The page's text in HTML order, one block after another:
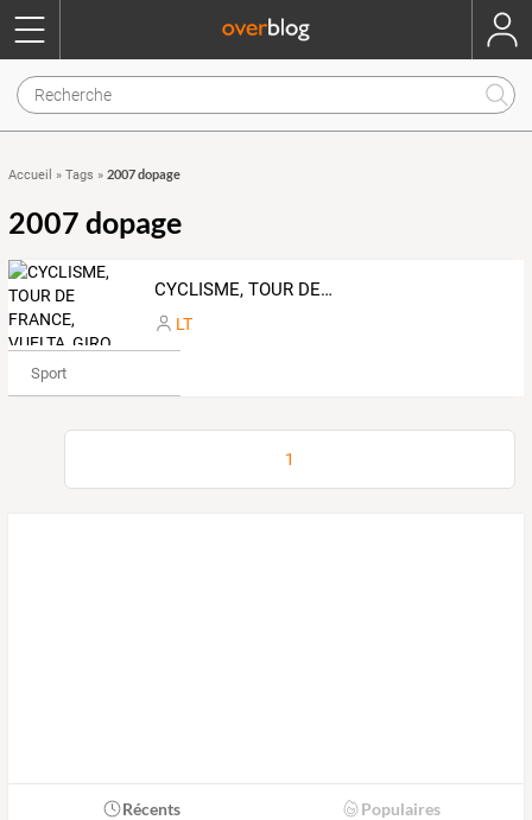
Accueil » Tags » 2007 dopage
2007 dopage
CYCLISME, TOUR DE FRANCE, VUELTA, GIRO, CLASSIQUES - Le blog-souvenir du Tour de France et du cyclisme Pro Tour (Giro, Vuelta, Paris Roubaix, Liège, San Remo...)
LT
Sport
1
Récents Populaires